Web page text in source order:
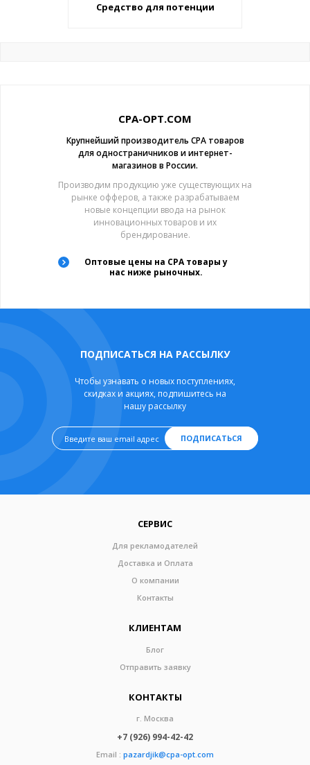
Средство для потенции
CPA-OPT.COM
Крупнейший производитель CPA товаров
для одностраничников и интернет-
магазинов в России.
Производим продукцию уже существующих на
рынке офферов, а также разрабатываем
новые концепции ввода на рынок
инновационных товаров и их
брендирование.
Оптовые цены на CPA товары у
нас ниже рыночных.
ПОДПИСАТЬСЯ НА РАССЫЛКУ
Чтобы узнавать о новых поступлениях,
скидках и акциях, подпишитесь на
нашу рассылку
ПОДПИСАТЬСЯ
СЕРВИС
Для рекламодателей
Доставка и Оплата
О компании
Контакты
КЛИЕНТАМ
Блог
Отправить заявку
КОНТАКТЫ
г. Москва
+7 (926) 994-42-42
Email : pazardjik@cpa-opt.com